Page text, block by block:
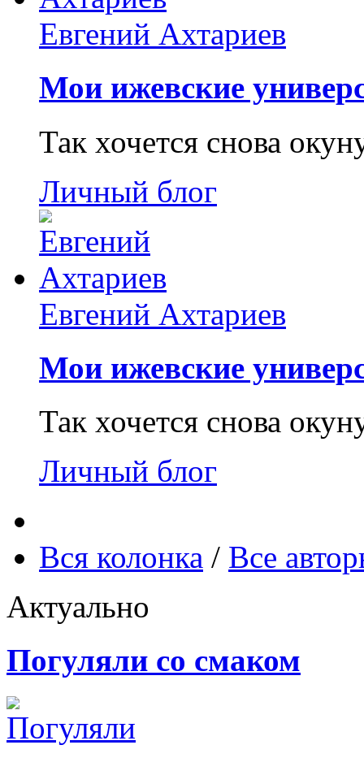
Евгений Ахтариев
Мои ижевские
Так хочется снова
Личный блог
Евгений Ахтариев
Мои ижевские
Так хочется снова
Личный блог
Вся колонка / Все
Актуально
Погуляли со смаком